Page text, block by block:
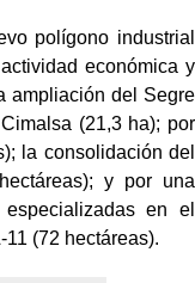
polígono industrial
económica y
ampliación del Segre
(21,3 ha); por
la consolidación del
y por una
en el
(72 hectáreas).